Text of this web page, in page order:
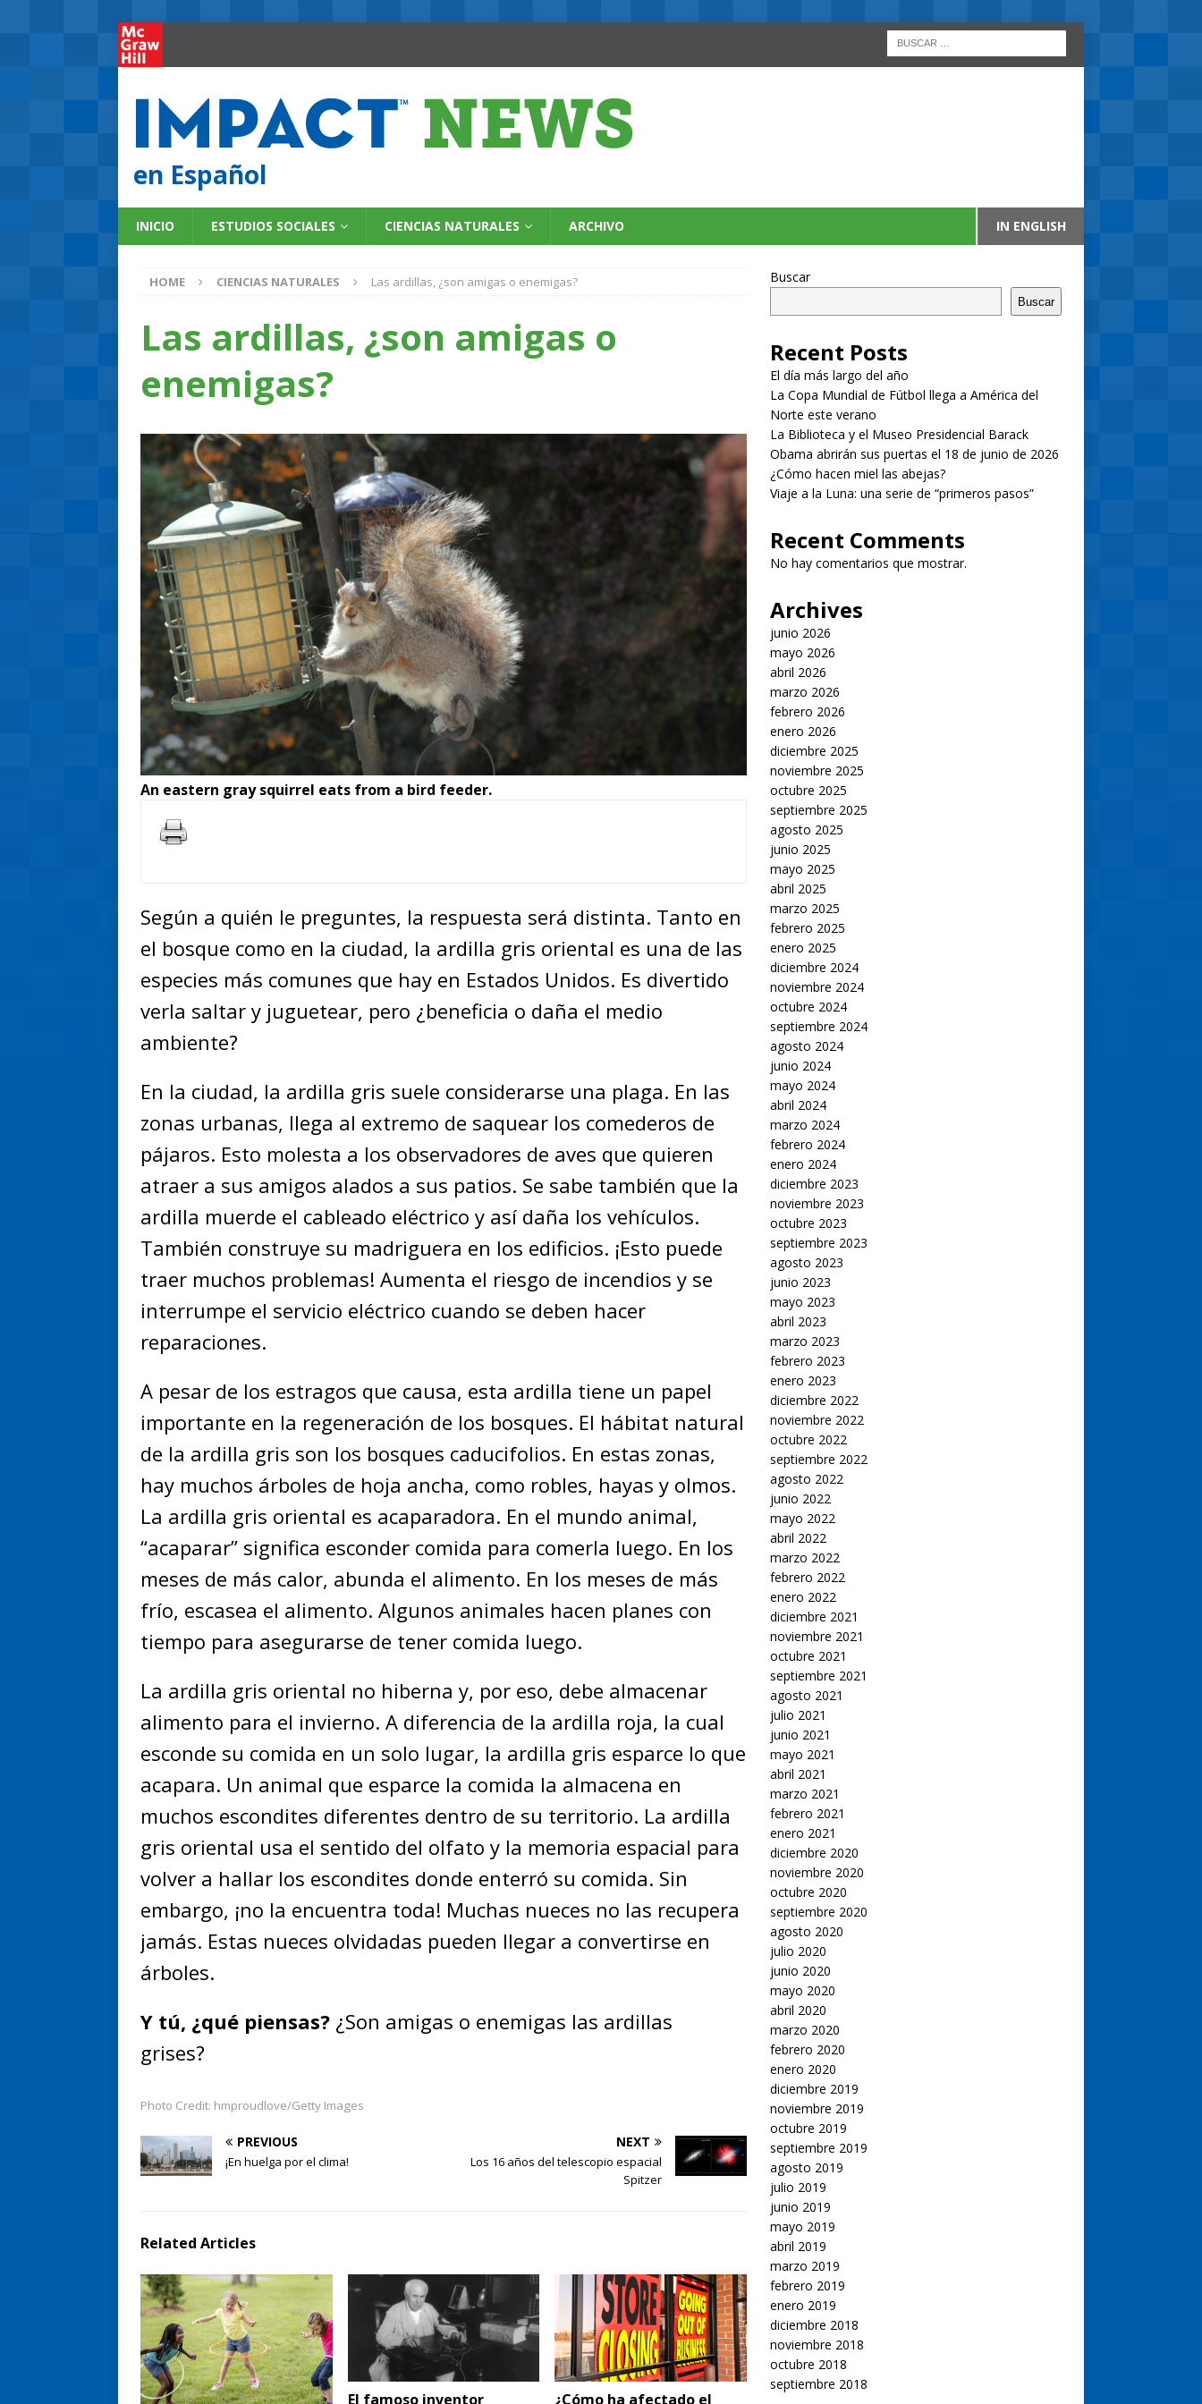
en Español
INICIO ESTUDIOS SOCIALES CIENCIAS NATURALES ARCHIVO IN ENGLISH
HOME CIENCIAS NATURALES Las ardillas, ¿son amigas o enemigas?
Las ardillas, ¿son amigas o
enemigas?
An eastern gray squirrel eats from a bird feeder.
Según a quién le preguntes, la respuesta será distinta. Tanto en
el bosque como en la ciudad, la ardilla gris oriental es una de las
especies más comunes que hay en Estados Unidos. Es divertido
verla saltar y juguetear, pero ¿beneficia o daña el medio
ambiente?
En la ciudad, la ardilla gris suele considerarse una plaga. En las
zonas urbanas, llega al extremo de saquear los comederos de
pájaros. Esto molesta a los observadores de aves que quieren
atraer a sus amigos alados a sus patios. Se sabe también que la
ardilla muerde el cableado eléctrico y así daña los vehículos.
También construye su madriguera en los edificios. ¡Esto puede
traer muchos problemas! Aumenta el riesgo de incendios y se
interrumpe el servicio eléctrico cuando se deben hacer
reparaciones.
A pesar de los estragos que causa, esta ardilla tiene un papel
importante en la regeneración de los bosques. El hábitat natural
de la ardilla gris son los bosques caducifolios. En estas zonas,
hay muchos árboles de hoja ancha, como robles, hayas y olmos.
La ardilla gris oriental es acaparadora. En el mundo animal,
“acaparar” significa esconder comida para comerla luego. En los
meses de más calor, abunda el alimento. En los meses de más
frío, escasea el alimento. Algunos animales hacen planes con
tiempo para asegurarse de tener comida luego.
La ardilla gris oriental no hiberna y, por eso, debe almacenar
alimento para el invierno. A diferencia de la ardilla roja, la cual
esconde su comida en un solo lugar, la ardilla gris esparce lo que
acapara. Un animal que esparce la comida la almacena en
muchos escondites diferentes dentro de su territorio. La ardilla
gris oriental usa el sentido del olfato y la memoria espacial para
volver a hallar los escondites donde enterró su comida. Sin
embargo, ¡no la encuentra toda! Muchas nueces no las recupera
jamás. Estas nueces olvidadas pueden llegar a convertirse en
árboles.
Y tú, ¿qué piensas? ¿Son amigas o enemigas las ardillas
grises?
Photo Credit: hmproudlove/Getty Images
PREVIOUS
¡En huelga por el clima!
NEXT
Los 16 años del telescopio espacial
Spitzer
Related Articles
El famoso inventor ¿Cómo ha afectado el
Buscar
Buscar
Recent Posts
El día más largo del año
La Copa Mundial de Fútbol llega a América del
Norte este verano
La Biblioteca y el Museo Presidencial Barack
Obama abrirán sus puertas el 18 de junio de 2026
¿Cómo hacen miel las abejas?
Viaje a la Luna: una serie de “primeros pasos”
Recent Comments
No hay comentarios que mostrar.
Archives
junio 2026
mayo 2026
abril 2026
marzo 2026
febrero 2026
enero 2026
diciembre 2025
noviembre 2025
octubre 2025
septiembre 2025
agosto 2025
junio 2025
mayo 2025
abril 2025
marzo 2025
febrero 2025
enero 2025
diciembre 2024
noviembre 2024
octubre 2024
septiembre 2024
agosto 2024
junio 2024
mayo 2024
abril 2024
marzo 2024
febrero 2024
enero 2024
diciembre 2023
noviembre 2023
octubre 2023
septiembre 2023
agosto 2023
junio 2023
mayo 2023
abril 2023
marzo 2023
febrero 2023
enero 2023
diciembre 2022
noviembre 2022
octubre 2022
septiembre 2022
agosto 2022
junio 2022
mayo 2022
abril 2022
marzo 2022
febrero 2022
enero 2022
diciembre 2021
noviembre 2021
octubre 2021
septiembre 2021
agosto 2021
julio 2021
junio 2021
mayo 2021
abril 2021
marzo 2021
febrero 2021
enero 2021
diciembre 2020
noviembre 2020
octubre 2020
septiembre 2020
agosto 2020
julio 2020
junio 2020
mayo 2020
abril 2020
marzo 2020
febrero 2020
enero 2020
diciembre 2019
noviembre 2019
octubre 2019
septiembre 2019
agosto 2019
julio 2019
junio 2019
mayo 2019
abril 2019
marzo 2019
febrero 2019
enero 2019
diciembre 2018
noviembre 2018
octubre 2018
septiembre 2018